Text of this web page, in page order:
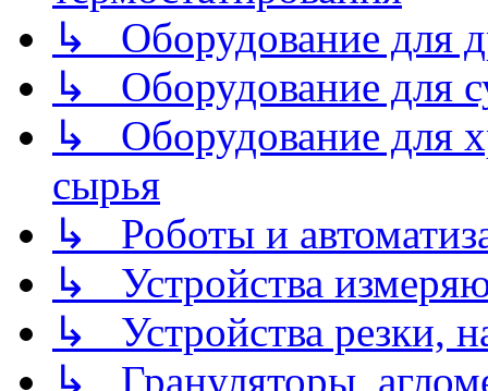
↳ Оборудование для
↳ Оборудование для
↳ Оборудование для
сырья
↳ Роботы и
↳ Устройства
↳ Устройства резки,
↳ Грануляторы,